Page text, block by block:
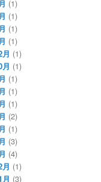
(1)
(1)
(1)
(1)
(1)
(1)
(1)
(1)
(1)
(2)
(1)
(3)
(4)
(1)
(3)